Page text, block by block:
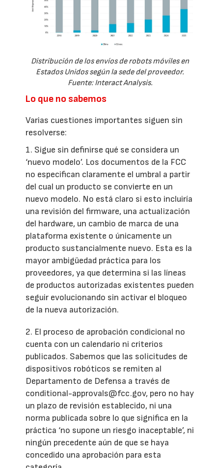
Distribución de los envíos de robots móviles en
Estados Unidos según la sede del proveedor.
Fuente: Interact Analysis.
Lo que no sabemos
Varias cuestiones importantes siguen sin
resolverse:
1. Sigue sin definirse qué se considera un
‘nuevo modelo’. Los documentos de la FCC
no especifican claramente el umbral a partir
del cual un producto se convierte en un
nuevo modelo. No está claro si esto incluiría
una revisión del firmware, una actualización
del hardware, un cambio de marca de una
plataforma existente o únicamente un
producto sustancialmente nuevo. Esta es la
mayor ambigüedad práctica para los
proveedores, ya que determina si las líneas
de productos autorizadas existentes pueden
seguir evolucionando sin activar el bloqueo
de la nueva autorización.
2. El proceso de aprobación condicional no
cuenta con un calendario ni criterios
publicados. Sabemos que las solicitudes de
dispositivos robóticos se remiten al
Departamento de Defensa a través de
conditional-approvals@fcc.gov, pero no hay
un plazo de revisión establecido, ni una
norma publicada sobre lo que significa en la
práctica ‘no supone un riesgo inaceptable’, ni
ningún precedente aún de que se haya
concedido una aprobación para esta